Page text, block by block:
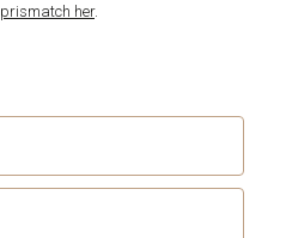
prismatch her.